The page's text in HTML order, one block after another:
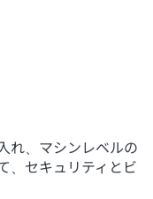
れ、マシンレベルの
、セキュリティとビ